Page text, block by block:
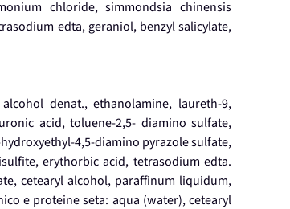
chloride, simmondsia chinensis
edta, geraniol, benzyl salicylate,
denat., ethanolamine, laureth-9,
acid, toluene-2,5- diamino sulfate,
4,5-diamino pyrazole sulfate,
erythorbic acid, tetrasodium edta.
cetearyl alcohol, paraffinum liquidum,
e proteine seta: aqua (water), cetearyl